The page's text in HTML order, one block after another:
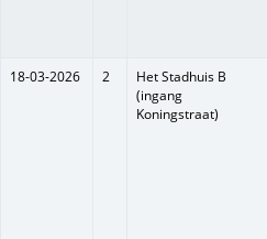
18-03-2026 2
Het Stadhuis B
(ingang
Koningstraat)